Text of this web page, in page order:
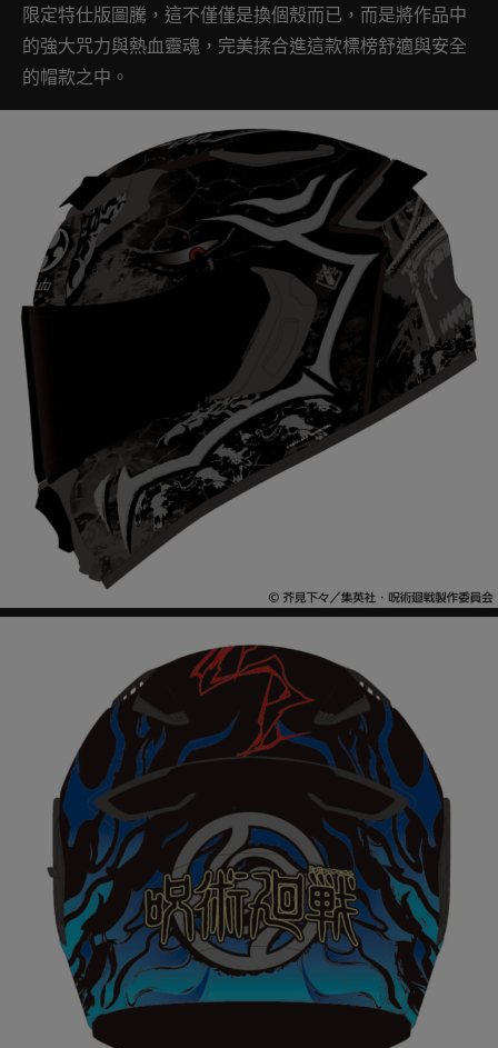
限定特仕版圖騰，這不僅僅是換個殼而已，而是將作品中
的強大咒力與熱血靈魂，完美揉合進這款標榜舒適與安全
的帽款之中。